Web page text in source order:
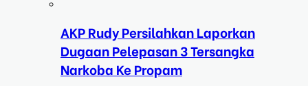
AKP Rudy Persilahkan Laporkan
Dugaan Pelepasan 3 Tersangka
Narkoba Ke Propam